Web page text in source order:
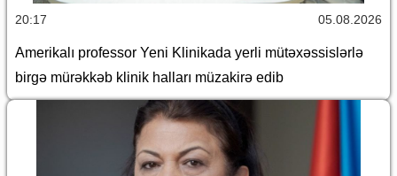
20:17 05.08.2026
Amerikalı professor Yeni Klinikada yerli mütəxəssislərlə
birgə mürəkkəb klinik halları müzakirə edib